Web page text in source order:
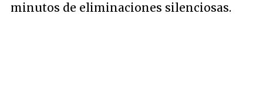
minutos de eliminaciones silenciosas.